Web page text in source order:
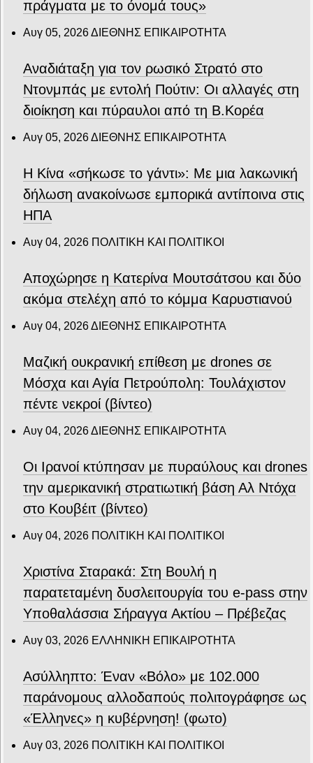
πράγματα με το όνομά τους»
Αυγ 05, 2026ΔΙΕΘΝΗΣ ΕΠΙΚΑΙΡΟΤΗΤΑ
Αναδιάταξη για τον ρωσικό Στρατό στο
Ντονμπάς με εντολή Πούτιν: Οι αλλαγές στη
διοίκηση και πύραυλοι από τη Β.Κορέα
Αυγ 05, 2026ΔΙΕΘΝΗΣ ΕΠΙΚΑΙΡΟΤΗΤΑ
Η Κίνα «σήκωσε το γάντι»: Με μια λακωνική
δήλωση ανακοίνωσε εμπορικά αντίποινα στις
ΗΠΑ
Αυγ 04, 2026 ΠΟΛΙΤΙΚΗ ΚΑΙ ΠΟΛΙΤΙΚΟΙ
Αποχώρησε η Κατερίνα Μουτσάτσου και δύο
ακόμα στελέχη από το κόμμα Καρυστιανού
Αυγ 04, 2026ΔΙΕΘΝΗΣ ΕΠΙΚΑΙΡΟΤΗΤΑ
Μαζική ουκρανική επίθεση με drones σε
Μόσχα και Αγία Πετρούπολη: Τουλάχιστον
πέντε νεκροί (βίντεο)
Αυγ 04, 2026ΔΙΕΘΝΗΣ ΕΠΙΚΑΙΡΟΤΗΤΑ
Οι Ιρανοί κτύπησαν με πυραύλους και drones
την αμερικανική στρατιωτική βάση Αλ Ντόχα
στο Κουβέιτ (βίντεο)
Αυγ 04, 2026 ΠΟΛΙΤΙΚΗ ΚΑΙ ΠΟΛΙΤΙΚΟΙ
Χριστίνα Σταρακά: Στη Βουλή η
παρατεταμένη δυσλειτουργία του e-pass στην
Υποθαλάσσια Σήραγγα Ακτίου – Πρέβεζας
Αυγ 03, 2026 ΕΛΛΗΝΙΚΗ ΕΠΙΚΑΙΡΟΤΗΤΑ
Ασύλληπτο: Έναν «Βόλο» με 102.000
παράνομους αλλοδαπούς πολιτογράφησε ως
«Έλληνες» η κυβέρνηση! (φωτο)
Αυγ 03, 2026 ΠΟΛΙΤΙΚΗ ΚΑΙ ΠΟΛΙΤΙΚΟΙ